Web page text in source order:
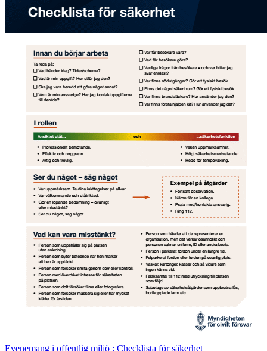
Evenemang i offentlig miljö : Checklista för säkerhet